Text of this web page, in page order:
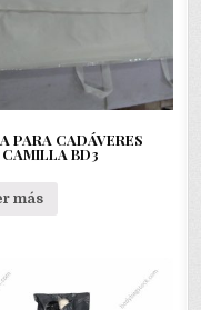
PARA CADÁVERES
BD3
más